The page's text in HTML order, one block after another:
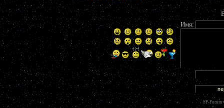
Имя:
SP-Forum